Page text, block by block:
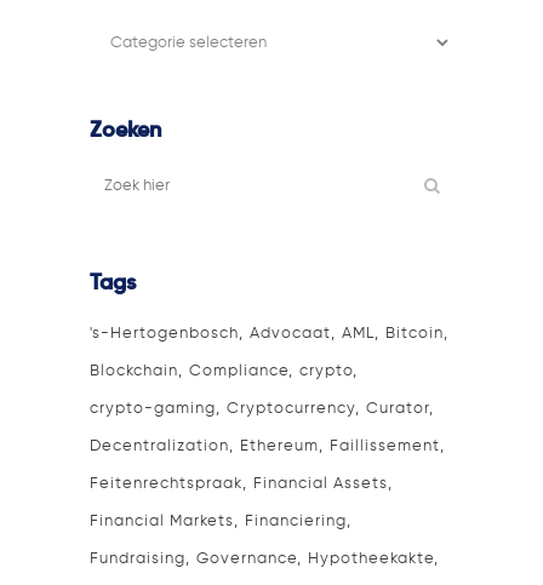
Filter
Zoeken
Tags
's-Hertogenbosch Advocaat AML Bitcoin
Blockchain Compliance crypto
crypto-gaming Cryptocurrency Curator
Decentralization Ethereum Faillissement
Feitenrechtspraak Financial Assets
Financial Markets Financiering
Fundraising Governance Hypotheekakte